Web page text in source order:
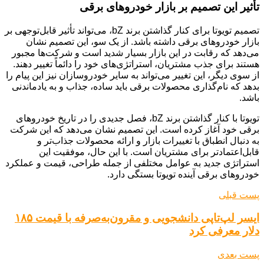
تأثیر این تصمیم بر بازار خودروهای برقی
تصمیم تویوتا برای کنار گذاشتن برند bZ، می‌تواند تأثیر قابل‌توجهی بر
بازار خودروهای برقی داشته باشد. از یک سو، این تصمیم نشان
می‌دهد که رقابت در این بازار بسیار شدید است و شرکت‌ها مجبور
هستند برای جذب مشتریان، استراتژی‌های خود را دائماً تغییر دهند.
از سوی دیگر، این تغییر می‌تواند به سایر خودروسازان نیز این پیام را
بدهد که نام‌گذاری محصولات برقی باید ساده، جذاب و به یادماندنی
باشد.
تویوتا با کنار گذاشتن برند bZ، فصل جدیدی را در تاریخ خودروهای
برقی خود آغاز کرده است. این تصمیم نشان می‌دهد که این شرکت
به دنبال انطباق با تغییرات بازار و ارائه محصولات جذاب‌تر و
قابل‌اعتمادتر برای مشتریان است. با این حال، موفقیت این
استراتژی جدید به عوامل مختلفی از جمله طراحی، قیمت و عملکرد
خودروهای برقی آینده تویوتا بستگی دارد.
پست قبلی
ایسر لپ‌تاپی دانشجویی و مقرون‌به‌صرفه با قیمت ۱۸۵
دلار معرفی کرد
پست بعدی